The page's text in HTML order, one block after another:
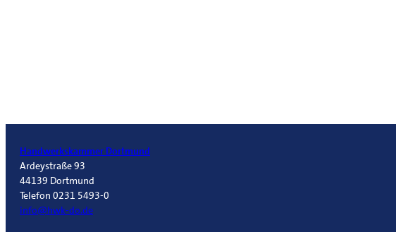
Handwerkskammer Dortmund
Ardeystraße 93
44139 Dortmund
Telefon 0231 5493-0
info@hwk-do.de